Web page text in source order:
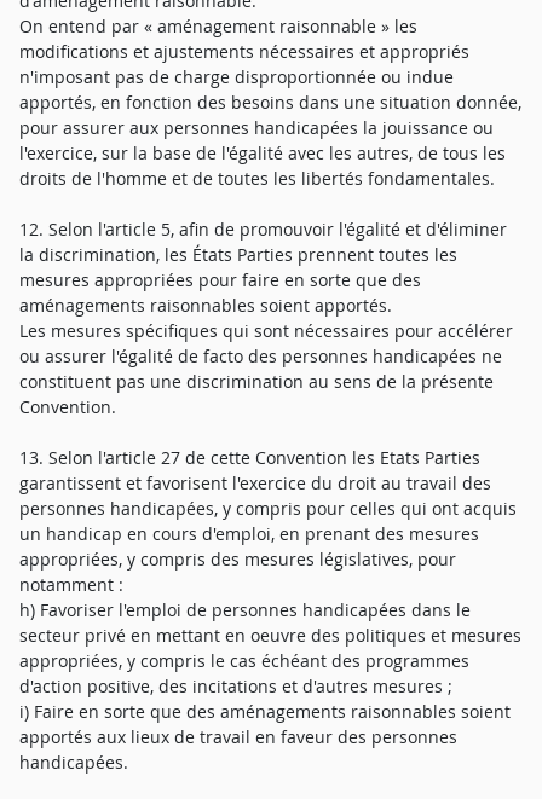
On entend par « aménagement raisonnable » les
modifications et ajustements nécessaires et appropriés
n'imposant pas de charge disproportionnée ou indue
apportés, en fonction des besoins dans une situation donnée,
pour assurer aux personnes handicapées la jouissance ou
l'exercice, sur la base de l'égalité avec les autres, de tous les
droits de l'homme et de toutes les libertés fondamentales.
12. Selon l'article 5, afin de promouvoir l'égalité et d'éliminer
la discrimination, les États Parties prennent toutes les
mesures appropriées pour faire en sorte que des
aménagements raisonnables soient apportés.
Les mesures spécifiques qui sont nécessaires pour accélérer
ou assurer l'égalité de facto des personnes handicapées ne
constituent pas une discrimination au sens de la présente
Convention.
13. Selon l'article 27 de cette Convention les Etats Parties
garantissent et favorisent l'exercice du droit au travail des
personnes handicapées, y compris pour celles qui ont acquis
un handicap en cours d'emploi, en prenant des mesures
appropriées, y compris des mesures législatives, pour
notamment :
h) Favoriser l'emploi de personnes handicapées dans le
secteur privé en mettant en oeuvre des politiques et mesures
appropriées, y compris le cas échéant des programmes
d'action positive, des incitations et d'autres mesures ;
i) Faire en sorte que des aménagements raisonnables soient
apportés aux lieux de travail en faveur des personnes
handicapées.